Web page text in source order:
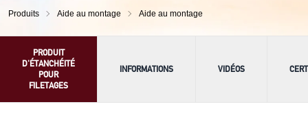
Produits Aide au montage Aide au montage
PRODUIT
D'ÉTANCHÉITÉ
POUR
FILETAGES
INFORMATIONS VIDÉOS